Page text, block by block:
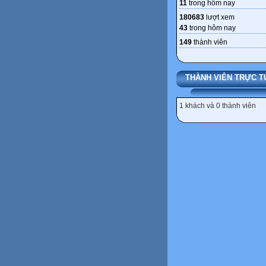
11 trong hôm nay
180683 lượt xem
43 trong hôm nay
149 thành viên
THÀNH VIÊN TRỰC
1 khách và 0 thành viên